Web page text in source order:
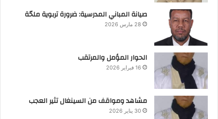
صيانة المباني المدرسية: ضرورة تربوية ملحّة
28 مارس 2026
الحوار المؤمل والمرتقب
16 فبراير 2026
مشاهد ومواقف من السينغال تثير العجب
30 يناير 2026